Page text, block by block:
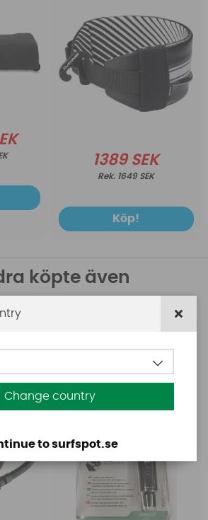
1389 SEK
1649 SEK
Köp!
köpte även
Change country
to surfspot.se